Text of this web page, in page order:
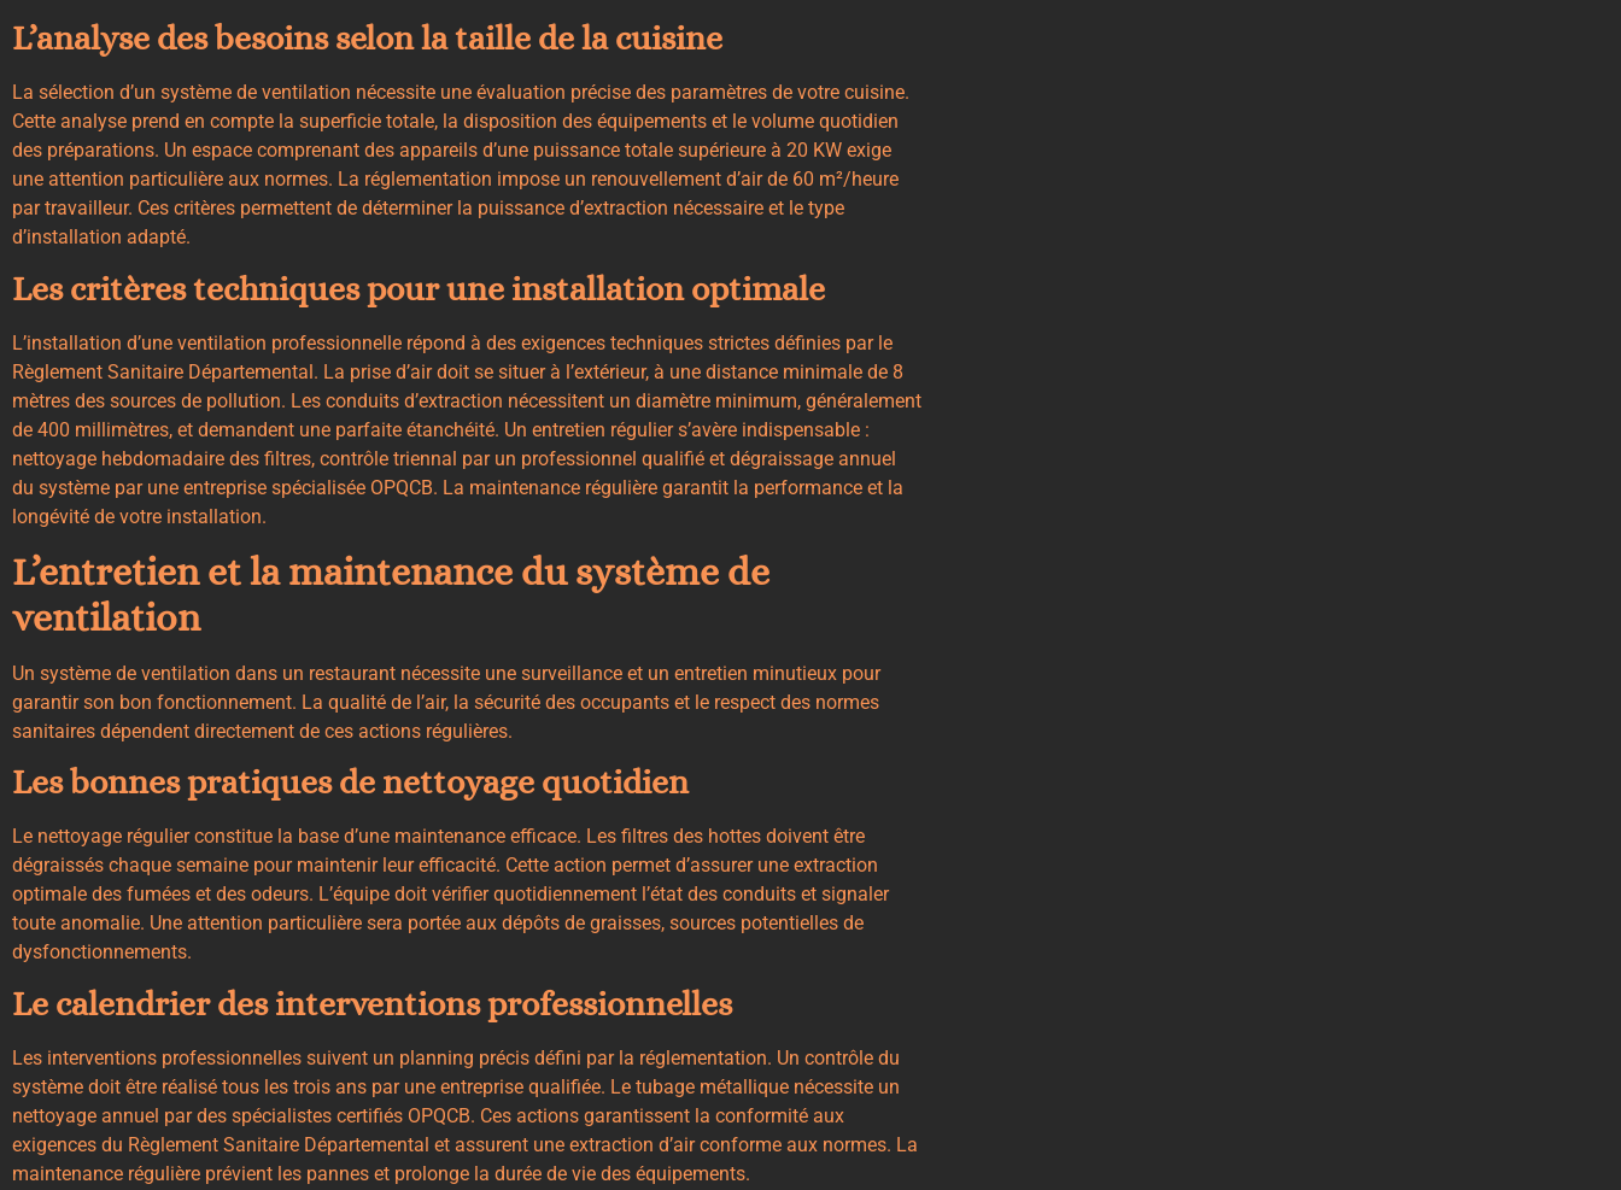
L’analyse des besoins selon la taille de la cuisine
La sélection d’un système de ventilation nécessite une évaluation précise des paramètres de votre cuisine.
Cette analyse prend en compte la superficie totale, la disposition des équipements et le volume quotidien
des préparations. Un espace comprenant des appareils d’une puissance totale supérieure à 20 KW exige
une attention particulière aux normes. La réglementation impose un renouvellement d’air de 60 m²/heure
par travailleur. Ces critères permettent de déterminer la puissance d’extraction nécessaire et le type
d’installation adapté.
Les critères techniques pour une installation optimale
L’installation d’une ventilation professionnelle répond à des exigences techniques strictes définies par le
Règlement Sanitaire Départemental. La prise d’air doit se situer à l’extérieur, à une distance minimale de 8
mètres des sources de pollution. Les conduits d’extraction nécessitent un diamètre minimum, généralement
de 400 millimètres, et demandent une parfaite étanchéité. Un entretien régulier s’avère indispensable :
nettoyage hebdomadaire des filtres, contrôle triennal par un professionnel qualifié et dégraissage annuel
du système par une entreprise spécialisée OPQCB. La maintenance régulière garantit la performance et la
longévité de votre installation.
L’entretien et la maintenance du système de
ventilation
Un système de ventilation dans un restaurant nécessite une surveillance et un entretien minutieux pour
garantir son bon fonctionnement. La qualité de l’air, la sécurité des occupants et le respect des normes
sanitaires dépendent directement de ces actions régulières.
Les bonnes pratiques de nettoyage quotidien
Le nettoyage régulier constitue la base d’une maintenance efficace. Les filtres des hottes doivent être
dégraissés chaque semaine pour maintenir leur efficacité. Cette action permet d’assurer une extraction
optimale des fumées et des odeurs. L’équipe doit vérifier quotidiennement l’état des conduits et signaler
toute anomalie. Une attention particulière sera portée aux dépôts de graisses, sources potentielles de
dysfonctionnements.
Le calendrier des interventions professionnelles
Les interventions professionnelles suivent un planning précis défini par la réglementation. Un contrôle du
système doit être réalisé tous les trois ans par une entreprise qualifiée. Le tubage métallique nécessite un
nettoyage annuel par des spécialistes certifiés OPQCB. Ces actions garantissent la conformité aux
exigences du Règlement Sanitaire Départemental et assurent une extraction d’air conforme aux normes. La
maintenance régulière prévient les pannes et prolonge la durée de vie des équipements.